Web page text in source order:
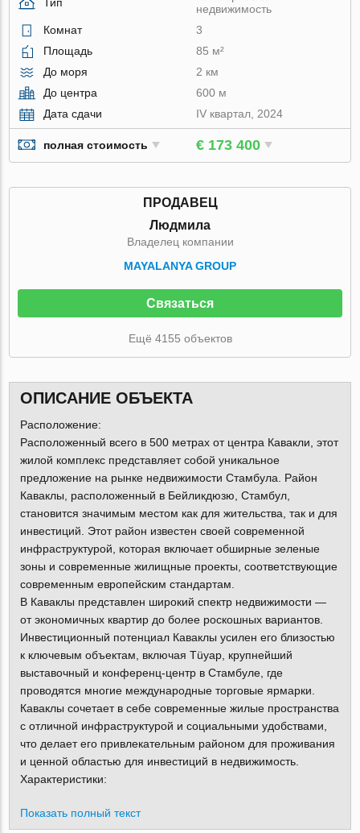
недвижимость
Комнат
3
Площадь
85 м²
До моря
2 км
До центра
600 м
Дата сдачи
IV квартал, 2024
полная стоимость € 173 400
ПРОДАВЕЦ
Людмила
Владелец компании
MAYALANYA GROUP
Связаться
Ещё 4155 объектов
ОПИСАНИЕ ОБЪЕКТА
Расположение:
Расположенный всего в 500 метрах от центра Кавакли, этот
жилой комплекс представляет собой уникальное
предложение на рынке недвижимости Стамбула. Район
Каваклы, расположенный в Бейликдюзю, Стамбул,
становится значимым местом как для жительства, так и для
инвестиций. Этот район известен своей современной
инфраструктурой, которая включает обширные зеленые
зоны и современные жилищные проекты, соответствующие
современным европейским стандартам.
В Каваклы представлен широкий спектр недвижимости —
от экономичных квартир до более роскошных вариантов.
Инвестиционный потенциал Каваклы усилен его близостью
к ключевым объектам, включая Tüyap, крупнейший
выставочный и конференц-центр в Стамбуле, где
проводятся многие международные торговые ярмарки.
Каваклы сочетает в себе современные жилые пространства
с отличной инфраструктурой и социальными удобствами,
что делает его привлекательным районом для проживания
и ценной областью для инвестиций в недвижимость.
Характеристики:
Показать полный текст